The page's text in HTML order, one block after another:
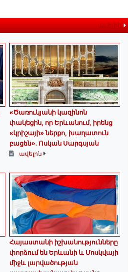
ավելին
«Ծառուկյանի կազինոն
փակեցին, որ Երևանում, իրենց
«կրիշայի» ներքո, խաղատուն
բացեն»․ Ոսկան Սարգսյան
ավելին
Հայաստանի իշխանությունները
փորձում են Երևանի և Մոսկվայի
միջև լարվածության